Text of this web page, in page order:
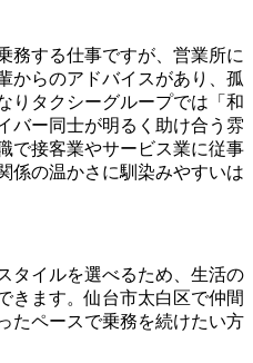
務する仕事ですが、営業所に
からのアドバイスがあり、孤
りタクシーグループでは「和
バー同士が明るく助け合う雰
で接客業やサービス業に従事
係の温かさに馴染みやすいは
タイルを選べるため、生活の
きます。仙台市太白区で仲間
たペースで乗務を続けたい方